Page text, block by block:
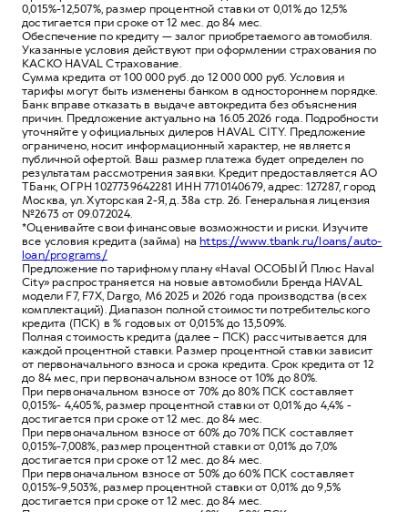
0,015%-12,507%, размер процентной ставки от 0,01% до 12,5%
достигается при сроке от 12 мес. до 84 мес.
Обеспечение по кредиту — залог приобретаемого автомобиля.
Указанные условия действуют при оформлении страхования по
КАСКО HAVAL Страхование.
Сумма кредита от 100 000 руб. до 12 000 000 руб. Условия и
тарифы могут быть изменены банком в одностороннем порядке.
Банк вправе отказать в выдаче автокредита без объяснения
причин. Предложение актуально на 16.05.2026 года. Подробности
уточняйте у официальных дилеров HAVAL CITY. Предложение
ограничено, носит информационный характер, не является
публичной офертой. Ваш размер платежа будет определен по
результатам рассмотрения заявки. Кредит предоставляется АО
ТБанк, ОГРН 1027739642281 ИНН 7710140679, адрес: 127287, город
Москва, ул. Хуторская 2-Я, д. 38а стр. 26. Генеральная лицензия
№2673 от 09.07.2024.
*Оценивайте свои финансовые возможности и риски. Изучите
все условия кредита (займа) наhttps://www.tbank.ru/loans/auto-
loan/programs/
Предложение по тарифному плану «Haval ОСОБЫЙ Плюс Haval
City» распространяется на новые автомобили Бренда HAVAL
модели F7, F7X, Dargo, M6 2025 и 2026 года производства (всех
комплектаций). Диапазон полной стоимости потребительского
кредита (ПСК) в % годовых от 0,015% до 13,509%.
Полная стоимость кредита (далее – ПСК) рассчитывается для
каждой процентной ставки. Размер процентной ставки зависит
от первоначального взноса и срока кредита. Срок кредита от 12
до 84 мес, при первоначальном взносе от 10% до 80%.
При первоначальном взносе от 70% до 80% ПСК составляет
0,015%- 4,405%, размер процентной ставки от 0,01% до 4,4% -
достигается при сроке от 12 мес. до 84 мес.
При первоначальном взносе от 60% до 70% ПСК составляет
0,015%-7,008%, размер процентной ставки от 0,01% до 7,0%
достигается при сроке от 12 мес. до 84 мес.
При первоначальном взносе от 50% до 60% ПСК составляет
0,015%-9,503%, размер процентной ставки от 0,01% до 9,5%
достигается при сроке от 12 мес. до 84 мес.